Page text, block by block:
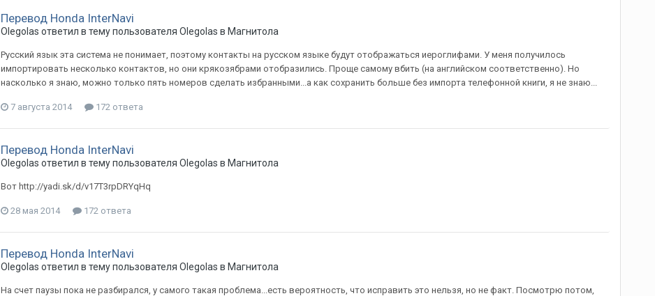
Перевод Honda InterNavi
Olegolas ответил в тему пользователя Olegolas в Магнитола
Русский язык эта система не понимает, поэтому контакты на русском языке будут отображаться иероглифами. У меня получилось
импортировать несколько контактов, но они крякозябрами отобразились. Проще самому вбить (на английском соответственно). Но
насколько я знаю, можно только пять номеров сделать избранными...а как сохранить больше без импорта телефонной книги, я не знаю...
7 августа 2014 172 ответа
Перевод Honda InterNavi
Olegolas ответил в тему пользователя Olegolas в Магнитола
Вот http://yadi.sk/d/v17T3rpDRYqHq
28 мая 2014 172 ответа
Перевод Honda InterNavi
Olegolas ответил в тему пользователя Olegolas в Магнитола
На счет паузы пока не разбирался, у самого такая проблема...есть вероятность, что исправить это нельзя, но не факт. Посмотрю потом,